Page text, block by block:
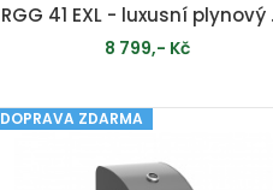
RGG 41
8 799,- Kč
PŘIDAT DO KOŠÍKU
DOPRAVA ZDARMA